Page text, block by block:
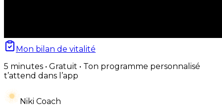
Mon bilan de vitalité
5 minutes • Gratuit • Ton programme personnalisé
t’attend dans l’app
Niki Coach